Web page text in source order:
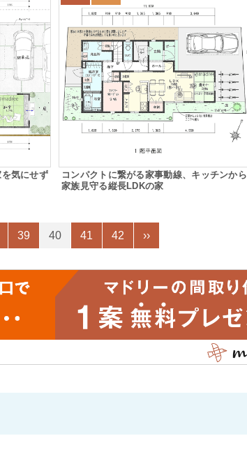
気にせず
コンパクトに繋がる家事動線、キッチンから
家族見守る縦長LDKの家
39 40 41 42 ››